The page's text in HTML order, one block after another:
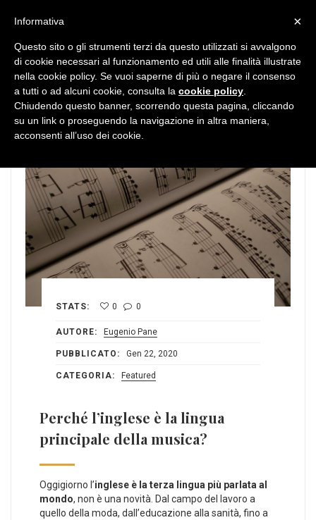
STATS: 0 0
AUTORE: Eugenio Pane
PUBBLICATO: Gen 22, 2020
CATEGORIA: Featured
Perché l’inglese è la lingua
principale della musica?
Oggigiorno l’inglese è la terza lingua più parlata al
mondo, non è una novità. Dal campo del lavoro a
quello della moda, dall’educazione alla sanità, fino a
×
Informativa
Questo sito o gli strumenti terzi da questo utilizzati si avvalgono
di cookie necessari al funzionamento ed utili alle finalità illustrate
nella cookie policy. Se vuoi saperne di più o negare il consenso
a tutti o ad alcuni cookie, consulta la cookie policy
Chiudendo questo banner, scorrendo questa pagina, cliccando
su un link o proseguendo la navigazione in altra maniera,
acconsenti all’uso dei cookie.